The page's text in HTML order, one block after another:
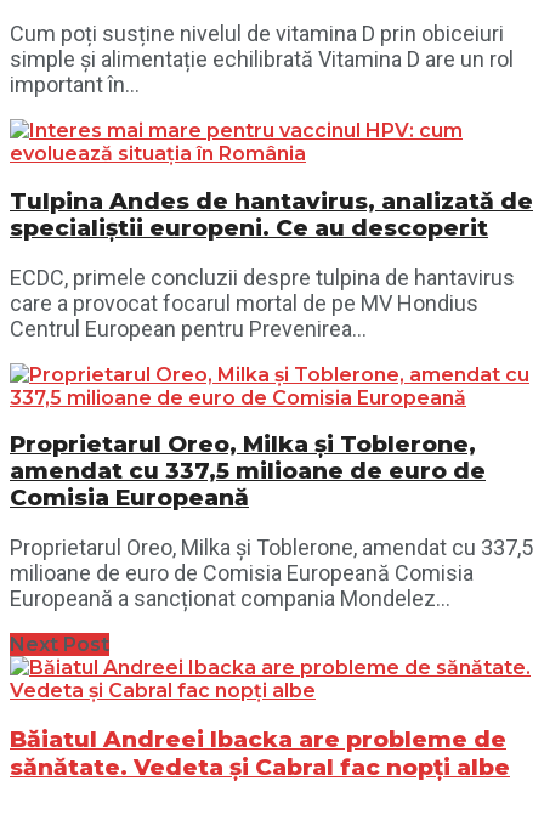
Cum poți susține nivelul de vitamina D prin obiceiuri
simple și alimentație echilibrată Vitamina D are un rol
important în...
Tulpina Andes de hantavirus, analizată de
specialiștii europeni. Ce au descoperit
ECDC, primele concluzii despre tulpina de hantavirus
care a provocat focarul mortal de pe MV Hondius
Centrul European pentru Prevenirea...
Proprietarul Oreo, Milka și Toblerone,
amendat cu 337,5 milioane de euro de
Comisia Europeană
Proprietarul Oreo, Milka și Toblerone, amendat cu 337,5
milioane de euro de Comisia Europeană Comisia
Europeană a sancționat compania Mondelez...
Next Post
Băiatul Andreei Ibacka are probleme de
sănătate. Vedeta și Cabral fac nopți albe